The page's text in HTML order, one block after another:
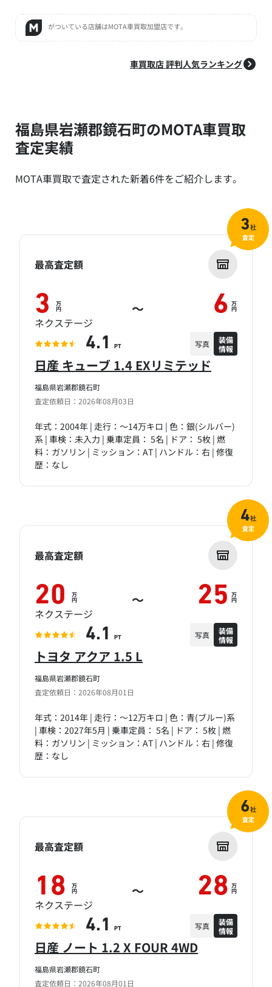
がついている店舗はMOTA車買取加盟店です。
車買取店 評判人気ランキング
福島県岩瀬郡鏡石町のMOTA車買取
査定実績
MOTA車買取で査定された新着6件をご紹介します。
福島県岩瀬郡鏡石町
査定依頼日：2026年08月03日
日産 キューブ 1.4 EXリミテッド
年式：2004年 | 走行：～14万キロ | 色：銀(シルバー)
系 | 車検：未入力 | 乗車定員： 5名 | ドア： 5枚 | 燃
料：ガソリン | ミッション：AT | ハンドル：右 | 修復
歴：なし
最高査定額
3 万
円 ～ 6 万
円
ネクステージ
4.1 PT 写真
装備
情報
3社
査定
福島県岩瀬郡鏡石町
査定依頼日：2026年08月01日
トヨタ アクア 1.5 L
年式：2014年 | 走行：～12万キロ | 色：青(ブルー)系
| 車検：2027年5月 | 乗車定員： 5名 | ドア： 5枚 | 燃
料：ガソリン | ミッション：AT | ハンドル：右 | 修復
歴：なし
最高査定額
20 万
円 ～ 25 万
円
ネクステージ
4.1 PT 写真
装備
情報
4社
査定
福島県岩瀬郡鏡石町
査定依頼日：2026年08月01日
日産 ノート 1.2 X FOUR 4WD
最高査定額
18 万
円 ～ 28 万
円
ネクステージ
4.1 PT 写真
装備
情報
6社
査定